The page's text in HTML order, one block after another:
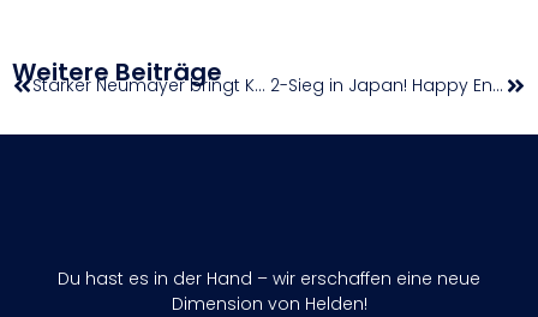
Weitere Beiträge Starker Neumayer bringt KURIER Austria Davis Cup Team in Japan wieder auf Kurs 2-Sieg in Japan! Happy End für KURIER Austria Davis Cup Team
Du hast es in der Hand – wir erschaffen eine neue
Dimension von Helden!